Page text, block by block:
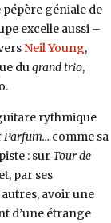
géniale de
excelle aussi –
Neil Young,
dugrand trio,
rythmique
Parfum… comme sa
: sur Tour de
par ses
avoir une
d’une étrange